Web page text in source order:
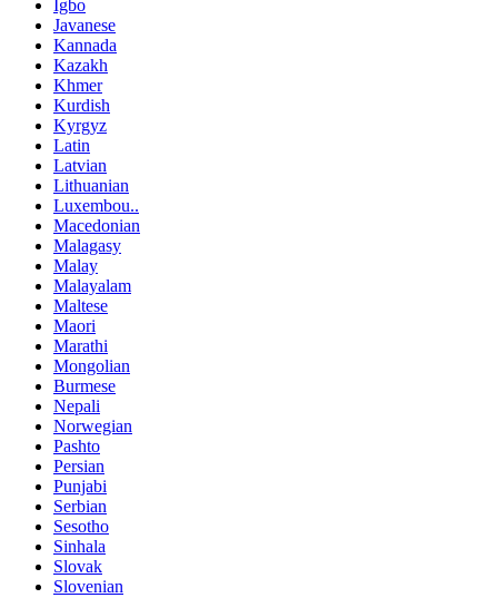
Igbo
Javanese
Kannada
Kazakh
Khmer
Kurdish
Kyrgyz
Latin
Latvian
Lithuanian
Luxembou..
Macedonian
Malagasy
Malay
Malayalam
Maltese
Maori
Marathi
Mongolian
Burmese
Nepali
Norwegian
Pashto
Persian
Punjabi
Serbian
Sesotho
Sinhala
Slovak
Slovenian